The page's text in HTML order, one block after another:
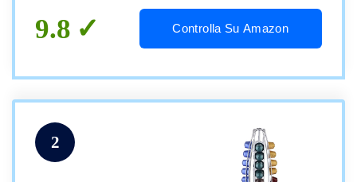
9.8 Controlla Su Amazon
2